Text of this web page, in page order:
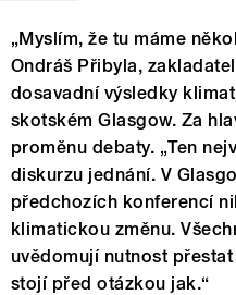
„Myslím, že tu máme
Ondráš Přibyla,
dosavadní výsledky
skotském Glasgow. Za
proměnu debaty. „Ten
diskurzu jednání. V
předchozích konferencí
klimatickou změnu.
uvědomují nutnost
stojí před otázkou jak.“